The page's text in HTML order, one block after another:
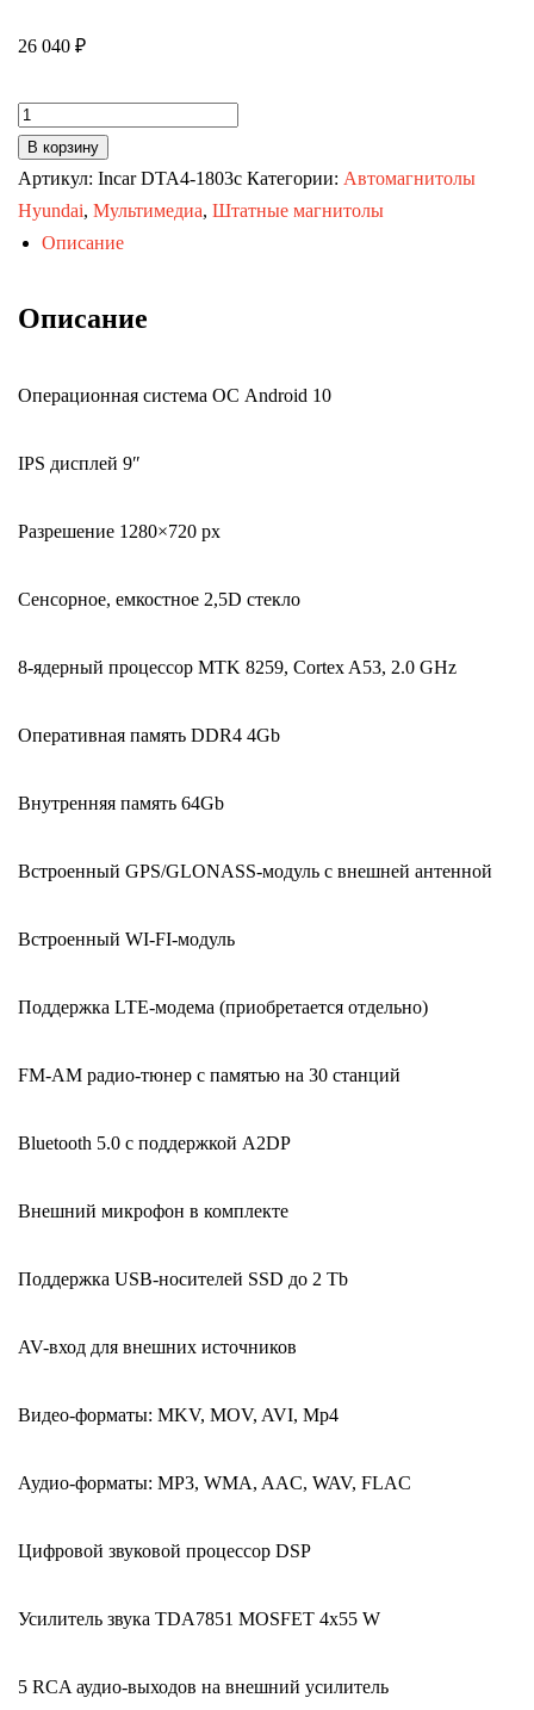
26 040 ₽
Количество
товара
Автомагнитола
KIA
Cerato
18
автомобиля
камерой
вида
Incar
1803c
10)
Bluetooth
Wi-
/
/
4Gb
встроенная
В корзину
Артикул: Incar DTA4-1803c Категории: Автомагнитолы
Hyundai, Мультимедиа, Штатные магнитолы
Описание
Описание
Операционная система ОС Android 10
IPS дисплей 9″
Разрешение 1280×720 px
Сенсорное, емкостное 2,5D стекло
8-ядерный процессор MTK 8259, Cortex A53, 2.0 GHz
Оперативная память DDR4 4Gb
Внутренняя память 64Gb
Встроенный GPS/GLONASS-модуль с внешней антенной
Встроенный WI-FI-модуль
Поддержка LTE-модема (приобретается отдельно)
FM-AM радио-тюнер с памятью на 30 станций
Bluetooth 5.0 с поддержкой A2DP
Внешний микрофон в комплекте
Поддержка USB-носителей SSD до 2 Tb
AV-вход для внешних источников
Видео-форматы: MKV, MOV, AVI, Mp4
Аудио-форматы: MP3, WMA, AAC, WAV, FLAC
Цифровой звуковой процессор DSP
Усилитель звука TDA7851 MOSFET 4х55 W
5 RCA аудио-выходов на внешний усилитель